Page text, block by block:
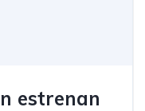
estrenan